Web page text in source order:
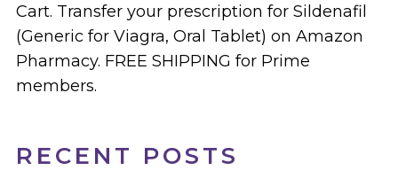
RECENT POSTS
Cart. Transfer your prescription for Sildenafil
(Generic for Viagra, Oral Tablet) on Amazon
Pharmacy. FREE SHIPPING for Prime
members.